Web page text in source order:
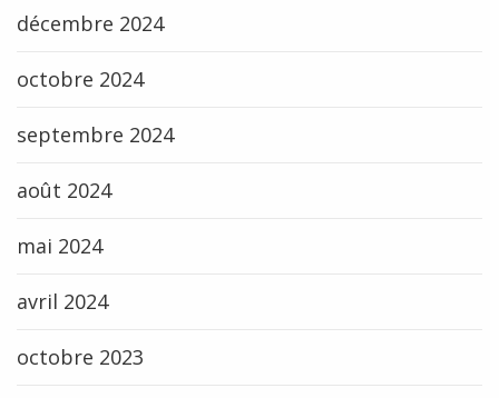
décembre 2024
octobre 2024
septembre 2024
août 2024
mai 2024
avril 2024
octobre 2023